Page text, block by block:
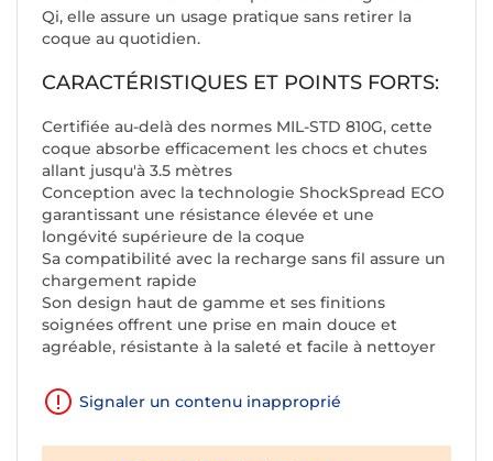
Qi, elle assure un usage pratique sans retirer la
coque au quotidien.
CARACTÉRISTIQUES ET POINTS FORTS:
Certifiée au-delà des normes MIL-STD 810G, cette
coque absorbe efficacement les chocs et chutes
allant jusqu'à 3.5 mètres
Conception avec la technologie ShockSpread ECO
garantissant une résistance élevée et une
longévité supérieure de la coque
Sa compatibilité avec la recharge sans fil assure un
chargement rapide
Son design haut de gamme et ses finitions
soignées offrent une prise en main douce et
agréable, résistante à la saleté et facile à nettoyer
Signaler un contenu inapproprié